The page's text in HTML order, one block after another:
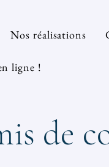
Nos réalisations
ligne !
de